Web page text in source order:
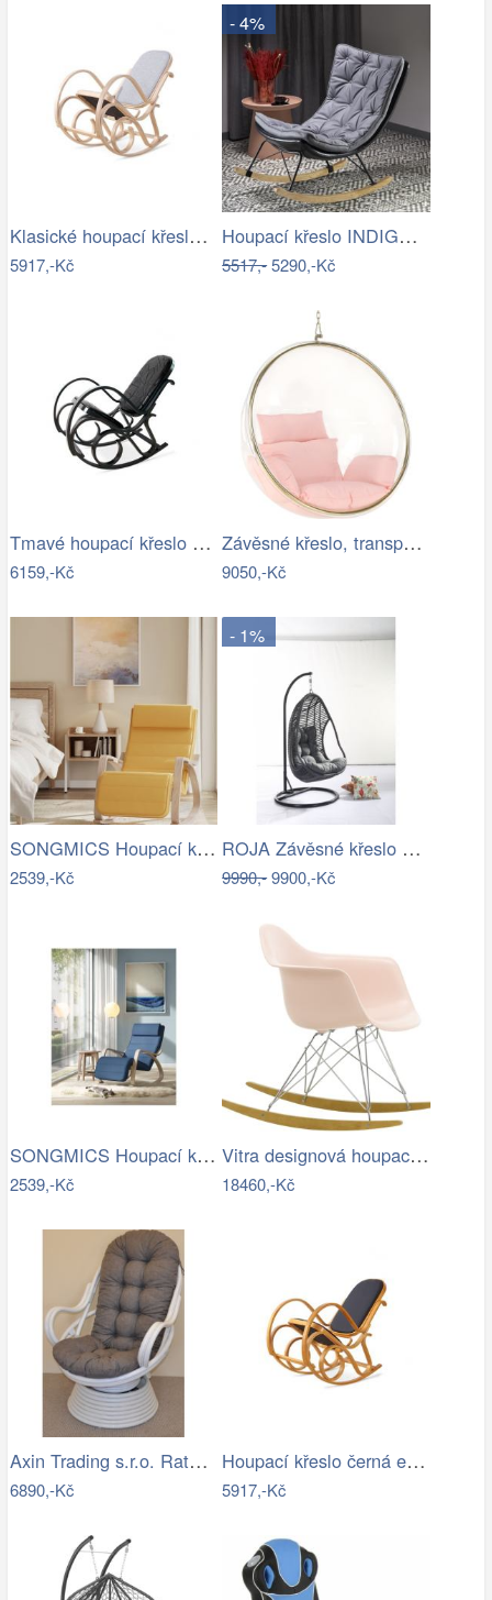
Klasické houpací křeslo - AT
5917,-Kč
- 4%
Houpací křeslo INDIGO Halmar
5517,-5290,-Kč
Tmavé houpací křeslo z přírodní ovčí…
6159,-Kč
Závěsné křeslo, transparentní/zlatá…
9050,-Kč
SONGMICS Houpací křeslo polstrované…
2539,-Kč
- 1%
ROJA Závěsné křeslo CALI antracit
9990,-9900,-Kč
SONGMICS Houpací křeslo polstrované…
2539,-Kč
Vitra designová houpací křesla RAR
18460,-Kč
Axin Trading s.r.o. Ratanové houpací…
6890,-Kč
Houpací křeslo černá ekokůže - AT
5917,-Kč